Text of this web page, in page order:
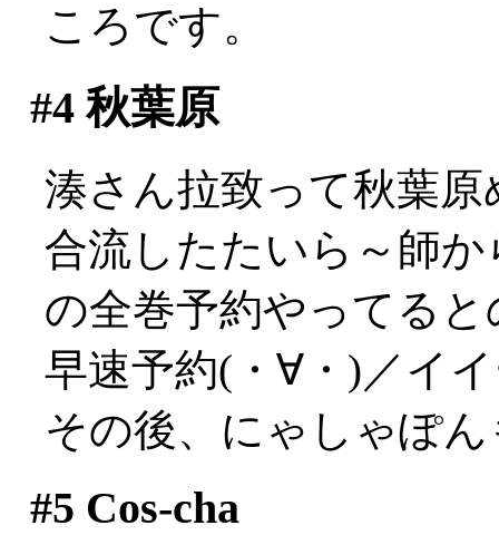
ころです。
#4秋葉原
湊さん拉致って秋葉原
合流したたいら～師
の全巻予約やってる
早速予約(・∀・)／イ
その後、にゃしゃぽ
#5 Cos-cha